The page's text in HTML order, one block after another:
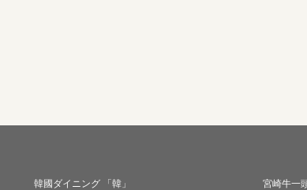
韓國ダイニング 「韓」 宮崎牛一